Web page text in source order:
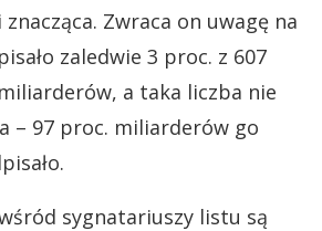
Zwraca on uwagę na
zaledwie 3 proc. z 607
a taka liczba nie
– 97 proc. miliarderów go
sygnatariuszy listu są